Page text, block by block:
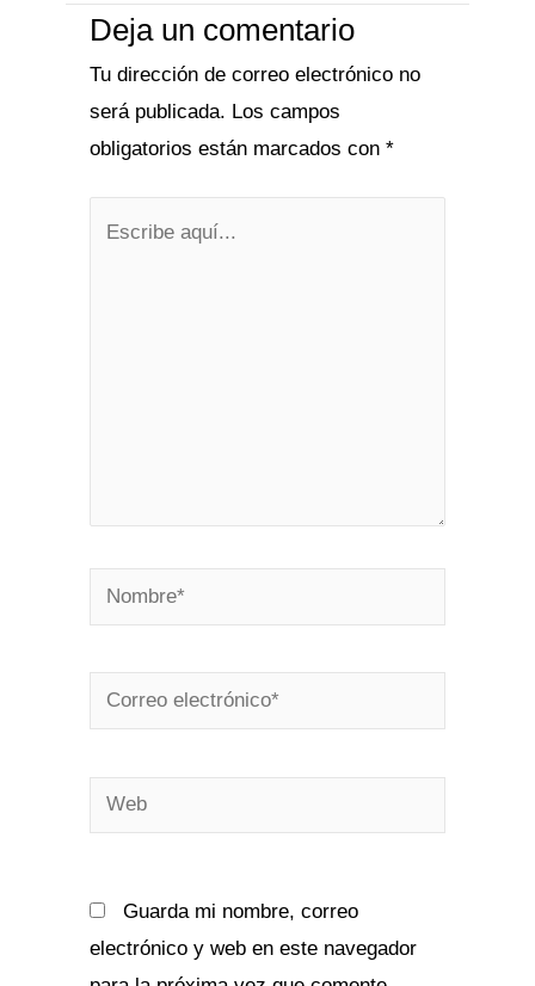
Deja un comentario
Tu dirección de correo electrónico no
será publicada. Los campos
obligatorios están marcados con *
Nombre*
Correo
electrónico*
Web
Guarda mi nombre, correo
electrónico y web en este navegador